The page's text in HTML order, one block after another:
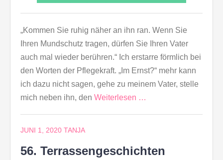
„Kommen Sie ruhig näher an ihn ran. Wenn Sie
Ihren Mundschutz tragen, dürfen Sie Ihren Vater
auch mal wieder berühren.“ Ich erstarre förmlich bei
den Worten der Pflegekraft. „Im Ernst?“ mehr kann
ich dazu nicht sagen, gehe zu meinem Vater, stelle
mich neben ihn, den Weiterlesen …
JUNI 1, 2020 TANJA
56. Terrassengeschichten